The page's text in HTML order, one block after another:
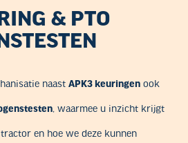
& PTO
naast APK3 keuringen ook
, waarmee u inzicht krijgt
en hoe we deze kunnen